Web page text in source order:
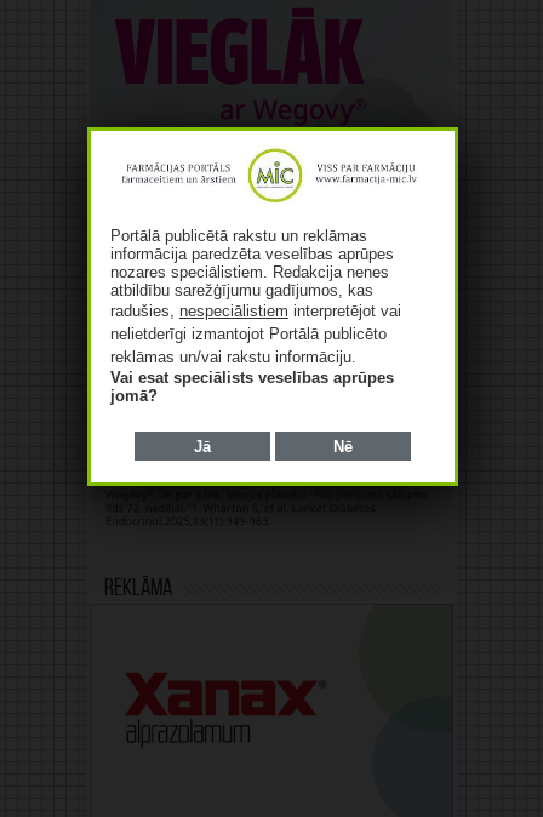
Reklāma
Portālā publicētā rakstu un reklāmas
informācija paredzēta veselības aprūpes
nozares speciālistiem. Redakcija nenes
atbildību sarežģījumu gadījumos, kas
radušies, nespeciālistiem interpretējot vai
nelietderīgi izmantojot Portālā publicēto
reklāmas un/vai rakstu informāciju.
Vai esat speciālists veselības aprūpes
jomā?
Jā Nē